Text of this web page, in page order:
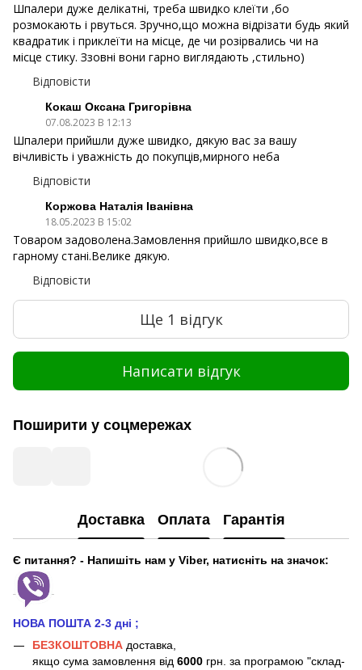
Шпалери дуже делікатні, треба швидко клеїти ,бо
розмокають і рвуться. Зручно,що можна відрізати будь який
квадратик і приклеїти на місце, де чи розірвались чи на
місце стику. Ззовні вони гарно виглядають ,стильно)
Відповісти
Кокаш Оксана Григорівна
07.08.2023 В 12:13
Шпалери прийшли дуже швидко, дякую вас за вашу
вічливість і уважність до покупців,мирного неба
Відповісти
Коржова Наталія Іванівна
18.05.2023 В 15:02
Товаром задоволена.Замовлення прийшло швидко,все в
гарному стані.Велике дякую.
Відповісти
Ще 1 відгук
Написати відгук
Поширити у соцмережах
Доставка Оплата Гарантія
Є питання? - Напишіть нам у Viber, натисніть на значок:
НОВА ПОШТА 2-3 дні ;
БЕЗКОШТОВНА доставка,
якщо сума замовлення від 6000 грн. за програмою "склад-